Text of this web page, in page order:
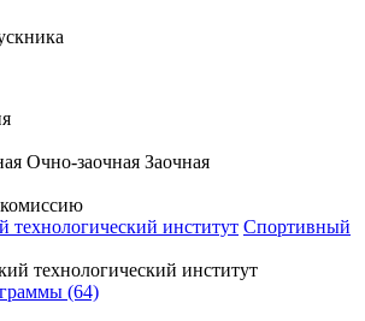
Очно-заочная Заочная
институт Спортивный
(64)